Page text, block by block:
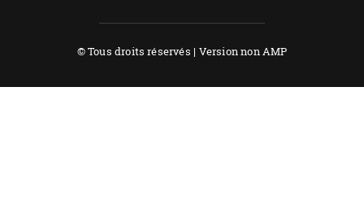
© Tous droits réservés | Version non AMP